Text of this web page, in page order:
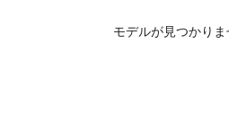
モデルが見つかり